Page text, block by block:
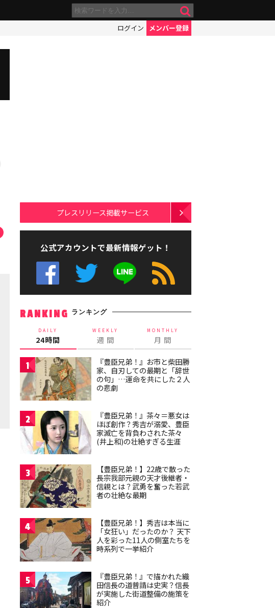
ログイン メンバー登録
プレスリリース掲載サービス
公式アカウントで最新情報ゲット！
RANKING ランキング
DAILY
24時間
WEEKLY
週 間
MONTHLY
月 間
1
『豊臣兄弟！』お市と柴田勝
家、自刃しての最期と「辞世
の句」…運命を共にした２人
の悲劇
2
『豊臣兄弟！』茶々＝悪女は
ほぼ創作？秀吉が溺愛、豊臣
家滅亡を背負わされた茶々
(井上和)の壮絶すぎる生涯
3
【豊臣兄弟！】22歳で散った
長宗我部元親の天才後継者・
信親とは？武勇を奮った若武
者の壮絶な最期
4
【豊臣兄弟！】秀吉は本当に
「女狂い」だったのか？ 天下
人を彩った11人の側室たちを
時系列で一挙紹介
5
『豊臣兄弟！』で描かれた織
田信長の道普請は史実？信長
が実施した街道整備の施策を
紹介